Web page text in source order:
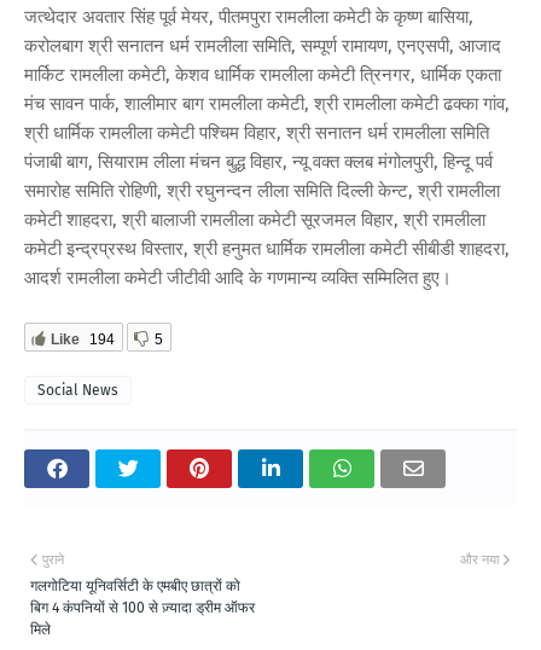
जत्थेदार अवतार सिंह पूर्व मेयर, पीतमपुरा रामलीला कमेटी के कृष्ण बासिया,
करोलबाग श्री सनातन धर्म रामलीला समिति, सम्पूर्ण रामायण, एनएसपी, आजाद
मार्किट रामलीला कमेटी, केशव धार्मिक रामलीला कमेटी त्रिनगर, धार्मिक एकता
मंच सावन पार्क, शालीमार बाग रामलीला कमेटी, श्री रामलीला कमेटी ढक्का गांव,
श्री धार्मिक रामलीला कमेटी पश्चिम विहार, श्री सनातन धर्म रामलीला समिति
पंजाबी बाग, सियाराम लीला मंचन बुद्ध विहार, न्यू वक्त क्लब मंगोलपुरी, हिन्दू पर्व
समारोह समिति रोहिणी, श्री रघुनन्दन लीला समिति दिल्ली केन्ट, श्री रामलीला
कमेटी शाहदरा, श्री बालाजी रामलीला कमेटी सूरजमल विहार, श्री रामलीला
कमेटी इन्द्रप्रस्थ विस्तार, श्री हनुमत धार्मिक रामलीला कमेटी सीबीडी शाहदरा,
आदर्श रामलीला कमेटी जीटीवी आदि के गणमान्य व्यक्ति सम्मिलित हुए।
Like 194 5
Social News
और नया
पुराने
गलगोटिया यूनिवर्सिटी के एमबीए छात्रों को
बिग 4 कंपनियों से 100 से ज़्यादा ड्रीम ऑफर
मिले